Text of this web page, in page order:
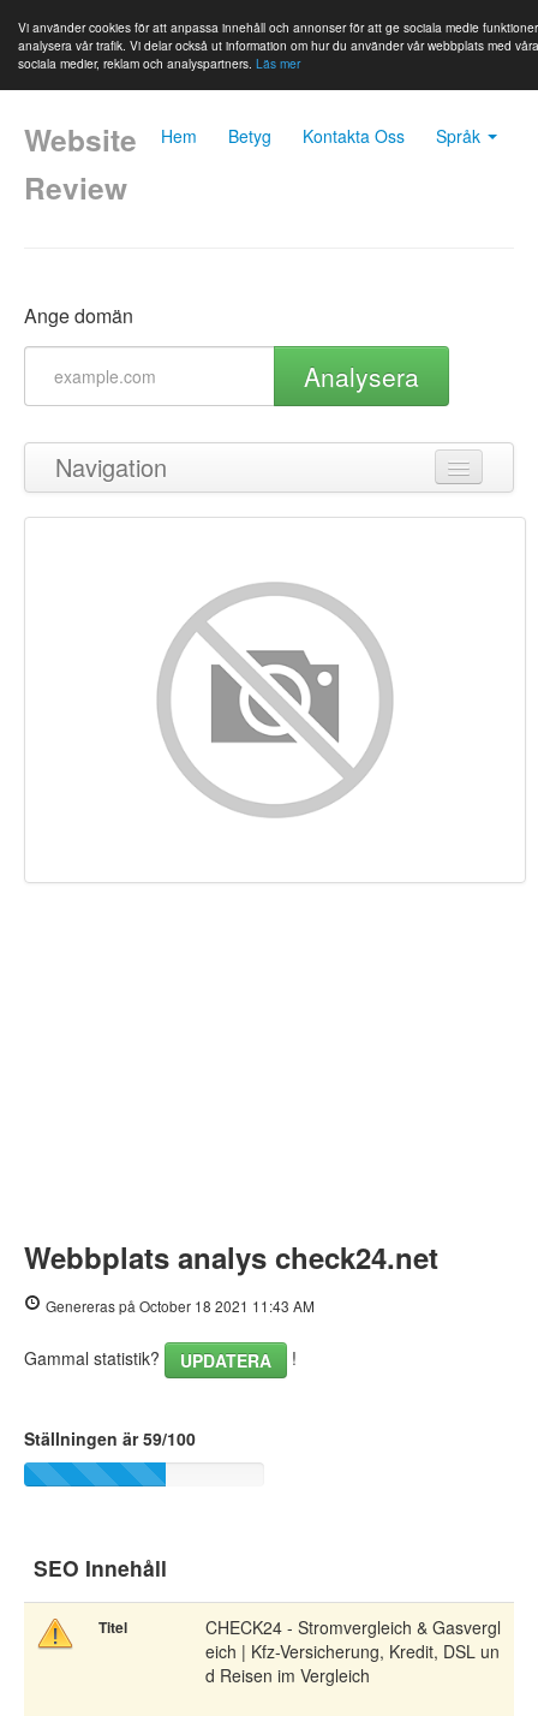
Vi använder cookies för att anpassa innehåll och annonser för att ge sociala medie
analysera vår trafik. Vi delar också ut information om hur du använder vår webbplats med våra
sociala medier, reklam och analyspartners. Läs mer
Hem Betyg Kontakta Oss Språk
Website
Review
Ange domän
Analysera
Navigation
Tillbaka till toppen
Nyckelord
Användbarhet
Dokument
Webbplats analys check24.net
Genereras på October 18 2021 11:43 AM
Gammal statistik? UPDATERA !
Ställningen är 59/100
SEO Innehåll
Titel
CHECK24 - Stromvergleich & Gasvergl
eich | Kfz-Versicherung, Kredit, DSL un
d Reisen im Vergleich